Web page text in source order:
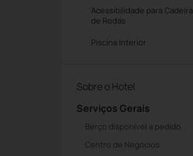
Acessibilidade para Cadeira
de Rodas
Piscina Interior
Sobre o Hotel
Serviços Gerais
Berço disponivel a pedido
Centro de Negócios